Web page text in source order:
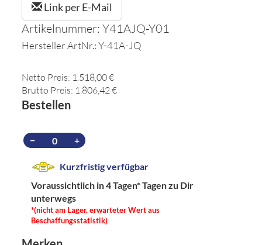
Link per E-Mail
Artikelnummer: Y41AJQ-Y01
Hersteller ArtNr.: Y-41A-JQ
Netto Preis: 1.518,00 €
Brutto Preis: 1.806,42 €
Bestellen
− +
Kurzfristig verfügbar
Voraussichtlich in 4 Tagen*Tagen zu Dir
unterwegs
*(nicht am Lager, erwarteter Wert aus
Beschaffungsstatistik)